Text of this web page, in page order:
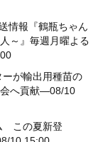
情報『鶴瓶ちゃん
～』毎週月曜よる
が輸出用種苗の
会へ貢献―08/10
この夏新登